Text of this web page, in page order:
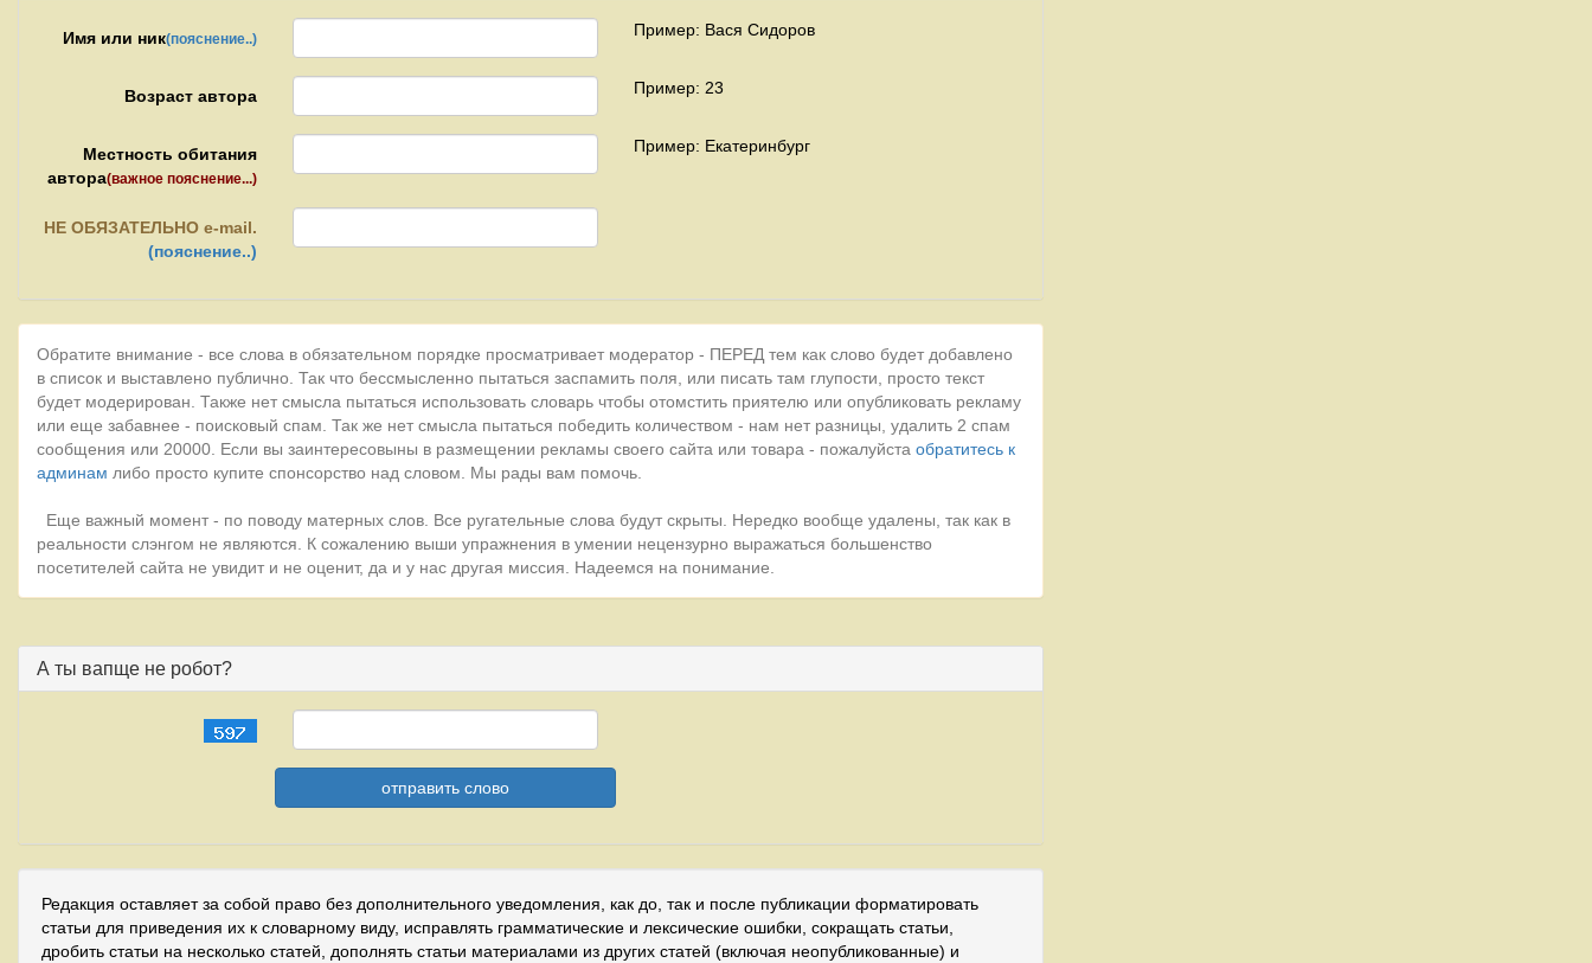
Имя или ник(пояснение..) Пример: Вася Сидоров
Возраст автора Пример: 23
Местность обитания
автора(важное пояснение...)
Пример: Екатеринбург
НЕ ОБЯЗАТЕЛЬНО e-mail.
(пояснение..)
Обратите внимание - все слова в обязательном порядке просматривает модератор - ПЕРЕД тем как слово будет добавлено
в список и выставлено публично. Так что бессмысленно пытаться заспамить поля, или писать там глупости, просто текст
будет модерирован. Также нет смысла пытаться использовать словарь чтобы отомстить приятелю или опубликовать рекламу
или еще забавнее - поисковый спам. Так же нет смысла пытаться победить количеством - нам нет разницы, удалить 2 спам
сообщения или 20000. Если вы заинтересовыны в размещении рекламы своего сайта или товара - пожалуйста обратитесь к
админам либо просто купите спонсорство над словом. Мы рады вам помочь.
Еще важный момент - по поводу матерных слов. Все ругательные слова будут скрыты. Нередко вообще удалены, так как в
реальности слэнгом не являются. К сожалению выши упражнения в умении нецензурно выражаться большенство
посетителей сайта не увидит и не оценит, да и у нас другая миссия. Надеемся на понимание.
А ты вапще не робот?
Редакция оставляет за собой право без дополнительного уведомления, как до, так и после публикации форматировать
статьи для приведения их к словарному виду, исправлять грамматические и лексические ошибки, сокращать статьи,
дробить статьи на несколько статей, дополнять статьи материалами из других статей (включая неопубликованные) и